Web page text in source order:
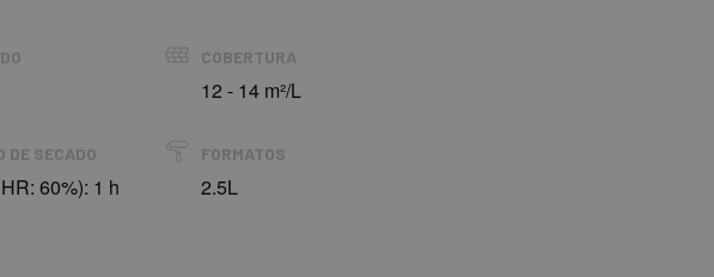
COBERTURA
12 - 14 m²/L
DE SECADO
60%): 1 h
FORMATOS
2.5L